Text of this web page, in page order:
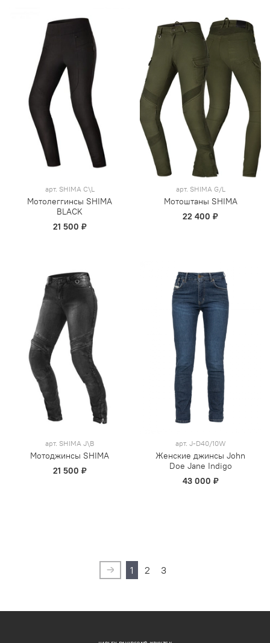
арт. SHIMA C\L
Мотолеггинсы SHIMA
BLACK
21 500 ₽
арт. SHIMA G/L
Мотоштаны SHIMA
22 400 ₽
арт. SHIMA J\B
Мотоджинсы SHIMA
21 500 ₽
арт. J-D40/10W
Женские джинсы John
Doe Jane Indigo
43 000 ₽
1 2 3